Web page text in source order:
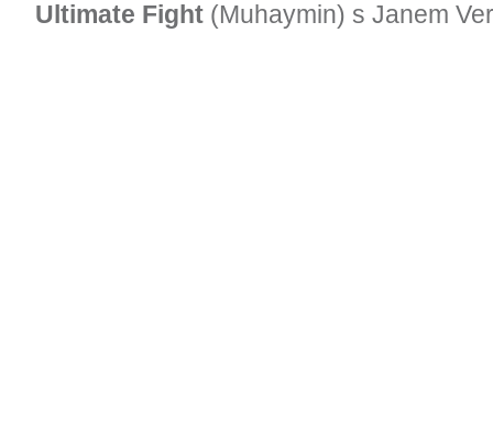
Ultimate Fight (Muhaymin) s Janem